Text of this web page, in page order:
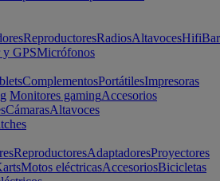
ReproductoresRadiosAltavocesHifi
GPSMicrófonos
ComplementosPortátilesImpresoras
Monitores gamingAccesorios
CámarasAltavoces
ReproductoresAdaptadoresProyectores
Motos eléctricasAccesoriosBicicletas